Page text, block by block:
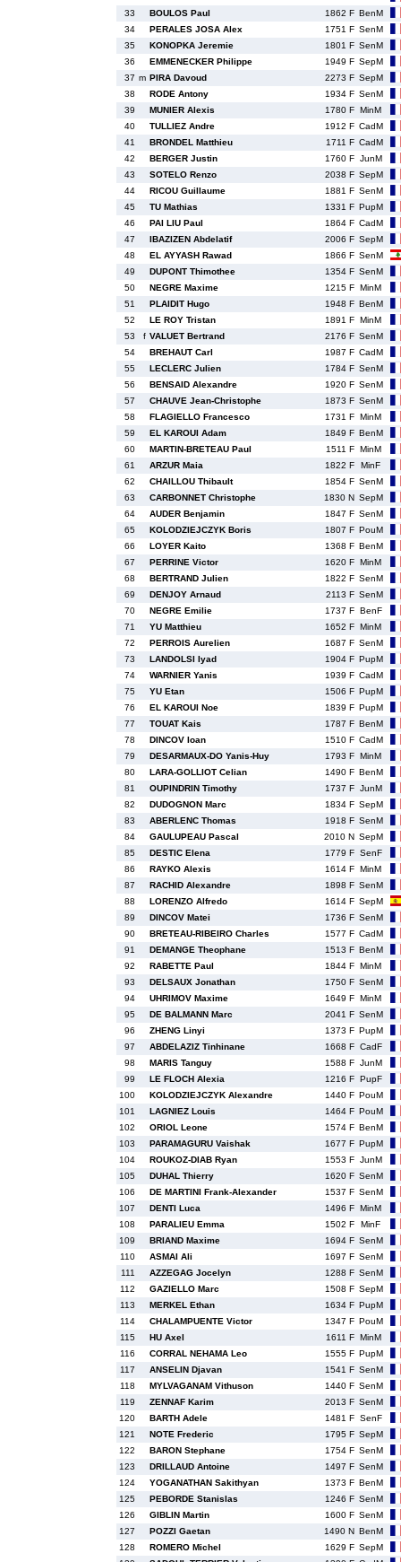
33
BOULOS Paul 1862 F BenM
34
PERALES JOSA Alex 1751 F SenM
35
KONOPKA Jeremie 1801 F SenM
36
EMMENECKER Philippe 1949 F SepM
37 m PIRA Davoud 2273 F SepM
38
RODE Antony 1934 F SenM
39
MUNIER Alexis 1780 F MinM
40
TULLIEZ Andre 1912 F CadM
41
BRONDEL Matthieu 1711 F CadM
42
BERGER Justin 1760 F JunM
43
SOTELO Renzo 2038 F SepM
44
RICOU Guillaume 1881 F SenM
45
TU Mathias 1331 F PupM
46
PAI LIU Paul 1864 F CadM
47
IBAZIZEN Abdelatif 2006 F SepM
48
EL AYYASH Rawad 1866 F SenM
49
DUPONT Thimothee 1354 F SenM
50
NEGRE Maxime 1215 F MinM
51
PLAIDIT Hugo 1948 F BenM
52
LE ROY Tristan 1891 F MinM
53
f VALUET Bertrand 2176 F SenM
54
BREHAUT Carl 1987 F CadM
55
LECLERC Julien 1784 F SenM
56
BENSAID Alexandre 1920 F SenM
57
CHAUVE Jean-Christophe 1873 F SenM
58
FLAGIELLO Francesco 1731 F MinM
59
EL KAROUI Adam 1849 F BenM
60
MARTIN-BRETEAU Paul 1511 F MinM
61
ARZUR Maia 1822 F
MinF
62
CHAILLOU Thibault 1854 F SenM
63
CARBONNET Christophe 1830 N SepM
64
AUDER Benjamin 1847 F SenM
65
KOLODZIEJCZYK Boris 1807 F PouM
66
LOYER Kaito 1368 F BenM
67
PERRINE Victor 1620 F MinM
68
BERTRAND Julien 1822 F SenM
69
DENJOY Arnaud 2113 F SenM
70
NEGRE Emilie 1737 F BenF
71
YU Matthieu 1652 F MinM
72
PERROIS Aurelien 1687 F SenM
73
LANDOLSI Iyad 1904 F PupM
74
WARNIER Yanis 1939 F CadM
75
YU Etan 1506 F PupM
76
EL KAROUI Noe 1839 F PupM
77
TOUAT Kais 1787 F BenM
78
DINCOV Ioan 1510 F CadM
79
DESARMAUX-DO Yanis-Huy 1793 F MinM
80
LARA-GOLLIOT Celian 1490 F BenM
81
OUPINDRIN Timothy 1737 F JunM
82
DUDOGNON Marc 1834 F SepM
83
ABERLENC Thomas 1918 F SenM
84
GAULUPEAU Pascal 2010 N SepM
85
DESTIC Elena 1779 F SenF
86
RAYKO Alexis 1614 F MinM
87
RACHID Alexandre 1898 F SenM
88
LORENZO Alfredo 1614 F SepM
89
DINCOV Matei 1736 F SenM
90
BRETEAU-RIBEIRO Charles 1577 F CadM
91
DEMANGE Theophane 1513 F BenM
92
RABETTE Paul 1844 F MinM
93
DELSAUX Jonathan 1750 F SenM
94
UHRIMOV Maxime 1649 F MinM
95
DE BALMANN Marc 2041 F SenM
96
ZHENG Linyi 1373 F PupM
97
ABDELAZIZ Tinhinane 1668 F CadF
98
MARIS Tanguy 1588 F JunM
99
LE FLOCH Alexia 1216 F PupF
100
KOLODZIEJCZYK Alexandre 1440 F PouM
101
LAGNIEZ Louis 1464 F PouM
102
ORIOL Leone 1574 F BenM
103
PARAMAGURU Vaishak 1677 F PupM
104
ROUKOZ-DIAB Ryan 1553 F JunM
105
DUHAL Thierry 1620 F SenM
106
DE MARTINI Frank-Alexander 1537 F SenM
107
DENTI Luca 1496 F MinM
108
PARALIEU Emma 1502 F
MinF
109
BRIAND Maxime 1694 F SenM
110
ASMAI Ali 1697 F SenM
111
AZZEGAG Jocelyn 1288 F SenM
112
GAZIELLO Marc 1508 F SepM
113
MERKEL Ethan 1634 F PupM
114
CHALAMPUENTE Victor 1347 F PouM
115
HU Axel 1611 F MinM
116
CORRAL NEHAMA Leo 1555 F PupM
117
ANSELIN Djavan 1541 F SenM
118
MYLVAGANAM Vithuson 1440 F SenM
119
ZENNAF Karim 2013 F SenM
120
BARTH Adele 1481 F SenF
121
NOTE Frederic 1795 F SepM
122
BARON Stephane 1754 F SenM
123
DRILLAUD Antoine 1497 F SenM
124
YOGANATHAN Sakithyan 1373 F BenM
125
PEBORDE Stanislas 1246 F SenM
126
GIBLIN Martin 1600 F SenM
127
POZZI Gaetan 1490 N BenM
128
ROMERO Michel 1629 F SepM